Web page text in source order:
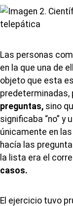
Las personas
en la que una de
objeto que esta
predeterminadas,
preguntas, sino
significaba “no” y
únicamente en
hacía las
la lista era el
casos.
El ejercicio tuvo